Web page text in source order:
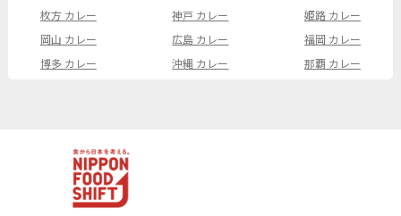
枚方 カレー
神戸 カレー
姫路 カレー
岡山 カレー
広島 カレー
福岡 カレー
博多 カレー
沖縄 カレー 那覇 カレー